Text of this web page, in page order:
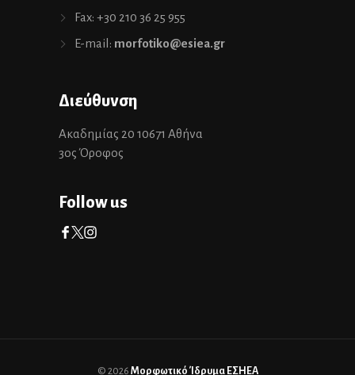
Fax: +30 210 36 25 955
E-mail: morfotiko@esiea.gr
Διεύθυνση
Ακαδημίας 20 10671 Αθήνα
3ος Όροφος
Follow us
© 2026 Μορφωτικό Ίδρυμα ΕΣΗΕΑ